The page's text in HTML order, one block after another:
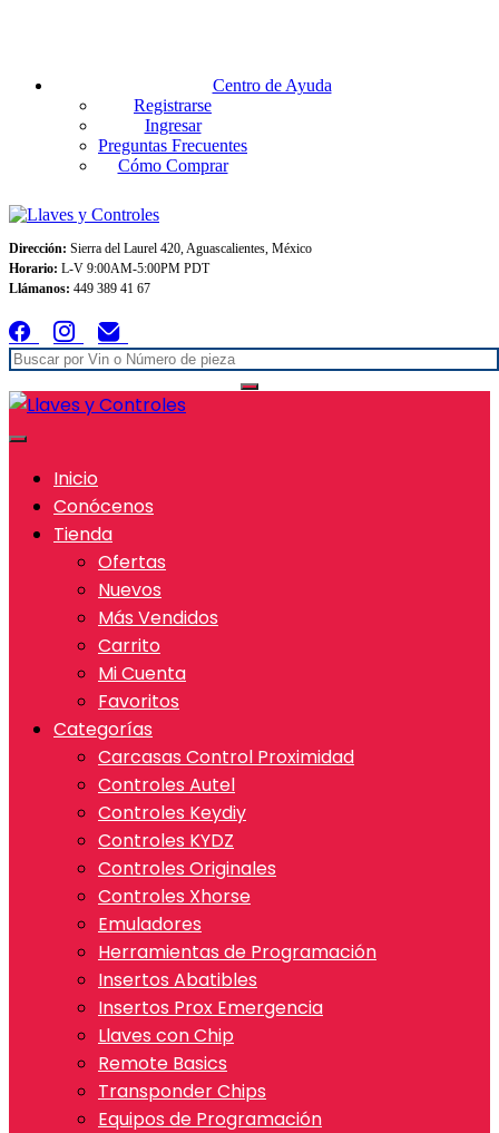
Centro de Ayuda
Registrarse
Ingresar
Preguntas Frecuentes
Cómo Comprar
Dirección: Sierra del Laurel 420, Aguascalientes, México
Horario: L-V 9:00AM-5:00PM PDT
Llámanos: 449 389 41 67
Inicio
Conócenos
Tienda
Ofertas
Nuevos
Más Vendidos
Carrito
Mi Cuenta
Favoritos
Categorías
Carcasas Control Proximidad
Controles Autel
Controles Keydiy
Controles KYDZ
Controles Originales
Controles Xhorse
Emuladores
Herramientas de Programación
Insertos Abatibles
Insertos Prox Emergencia
Llaves con Chip
Remote Basics
Transponder Chips
Equipos de Programación